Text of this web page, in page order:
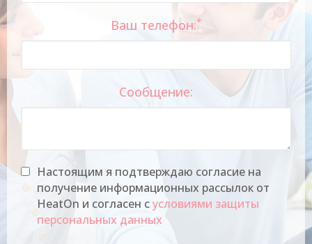
Ваш телефон:*
Сообщение:
Настоящим я подтверждаю согласие на
получение информационных рассылок от
HeatOn и согласен сусловиями защиты
персональных данных